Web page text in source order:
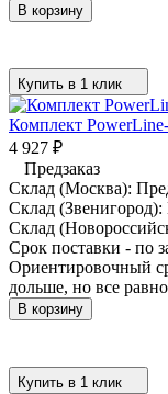
В корзину
Купить в 1 клик
Комплект
4 927 ₽
Предзаказ
Склад (Москва):
Склад (Звенигород):
Склад
Срок поставки - по
Ориентировочный
дольше, но все
В корзину
Купить в 1 клик